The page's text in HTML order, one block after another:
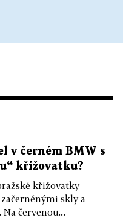
v černém BMW s
křižovatku?
křižovatky
skly a
červenou...